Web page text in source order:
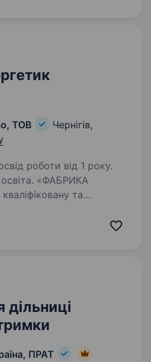
ТОВ
Чернігів,
роботи від 1 року.
та
у місті Чернігів.
ПРАТ